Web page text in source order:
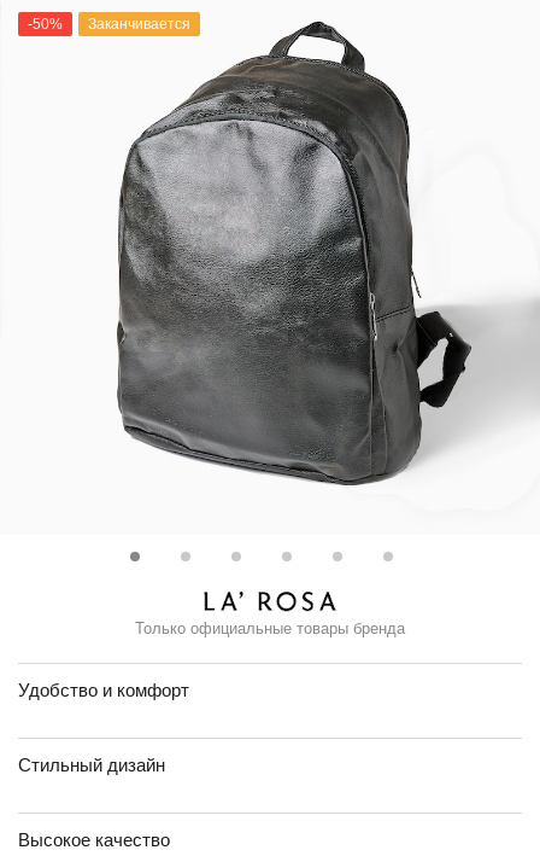
-50% Заканчивается
Только официальные товары бренда
Удобство и комфорт
Стильный дизайн
Высокое качество